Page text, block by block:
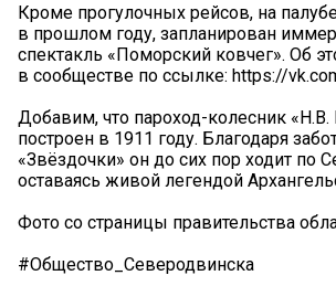
Кроме прогулочных рейсов, на
в прошлом году, запланирован
спектакль «Поморский ковчег». Об
в сообществе по ссылке: https://
Добавим, что пароход-колесник «Н.В.
построен в 1911 году. Благодаря
«Звёздочки» он до сих пор ходит по
оставаясь живой легендой
Фото со страницы правительства
#Общество_Северодвинска